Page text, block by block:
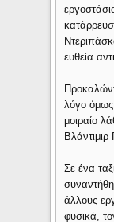
ευθεία
λόγο
μοιραίο
Βλάντιμιρ
Σε ένα
άλλους
φυσικά,